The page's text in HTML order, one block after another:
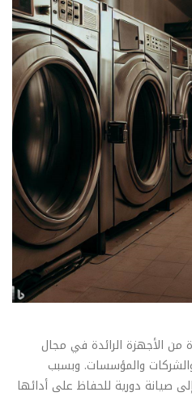
من الأجهزة الرائدة في مجال
والمؤسسات. وبسبب
صيانة دورية للحفاظ على أدائها